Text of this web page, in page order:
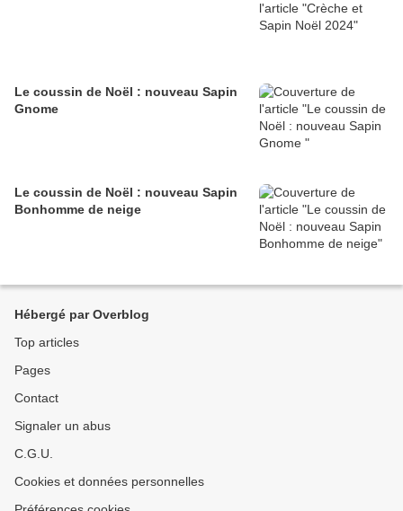
Le coussin de Noël : nouveau Sapin
Gnome
Le coussin de Noël : nouveau Sapin
Bonhomme de neige
Hébergé par Overblog
Top articles
Pages
Contact
Signaler un abus
C.G.U.
Cookies et données personnelles